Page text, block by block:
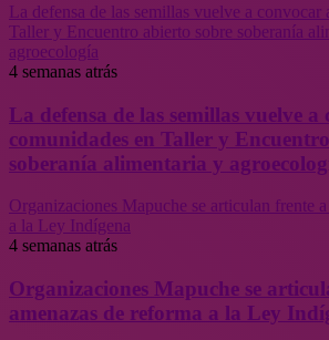
La defensa de las semillas vuelve a convocar
Taller y Encuentro abierto sobre soberanía
agroecología
4 semanas atrás
La defensa de las semillas vuelve a
comunidades en Taller y
soberanía alimentaria y
Organizaciones Mapuche se articulan frente
a la Ley Indígena
4 semanas atrás
Organizaciones Mapuche se
amenazas de reforma a la Ley